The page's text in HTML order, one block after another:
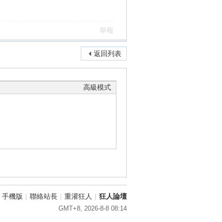
舉報
返回列表
高級模式
手機版 | 聯絡站長 | 重灌狂人 | 狂人論壇
GMT+8, 2026-8-8 08:14